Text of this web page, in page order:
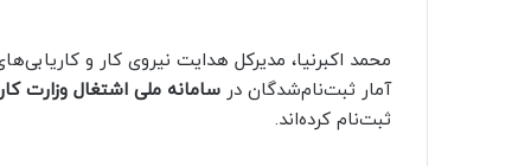
محمد اکبرنیا، مدیرکل هدایت نیروی کار و
آمار ثبت‌نام‌شدگان در سامانه ملی اشتغال وزارت کار
ثبت‌نام کرده‌اند.